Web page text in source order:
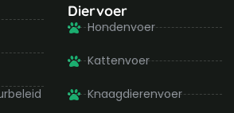
o g
t
e
r
u
b
e
Diervoer
Hondenvoer
Kattenvoer
Knaagdierenvoer